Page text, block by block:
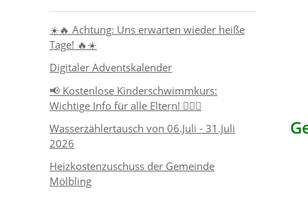
☀️🔥 Achtung: Uns erwarten wieder heiße
Tage! 🔥☀️
Digitaler Adventskalender
📢 Kostenlose Kinderschwimmkurs:
Wichtige Info für alle Eltern! 🏊‍♂️👶
Wasserzählertausch von 06.Juli - 31.Juli
2026
Heizkostenzuschuss der Gemeinde
Mölbling